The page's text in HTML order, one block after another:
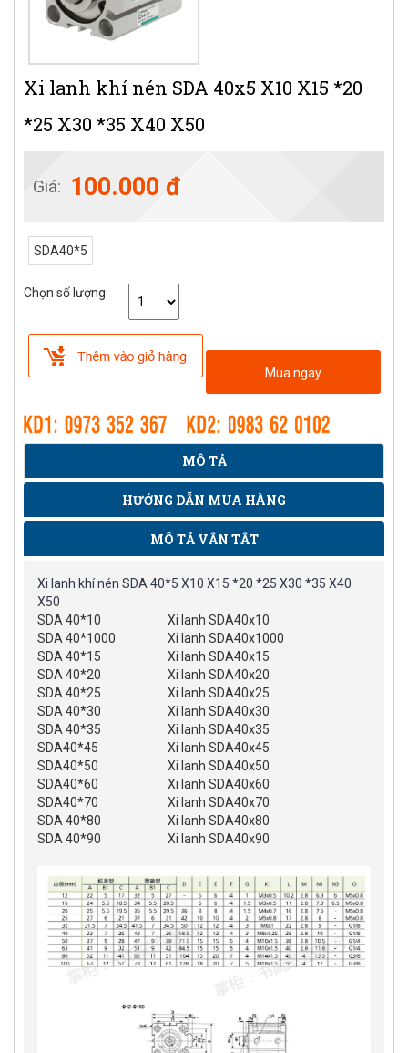
Xi lanh khí nén SDA 40x5 X10 X15 *20
*25 X30 *35 X40 X50
Giá: 100.000 đ
SDA40*5
Chọn số lượng
Mua ngay
MÔ TẢ
HƯỚNG DẪN MUA HÀNG
MÔ TẢ VẮN TẮT
Xi lanh khí nén SDA 40*5 X10 X15 *20 *25 X30 *35 X40
X50
SDA 40*10
Xi lanh SDA40x10
SDA 40*1000
Xi lanh SDA40x1000
SDA 40*15
Xi lanh SDA40x15
SDA 40*20
Xi lanh SDA40x20
SDA 40*25
Xi lanh SDA40x25
SDA 40*30
Xi lanh SDA40x30
SDA 40*35
Xi lanh SDA40x35
SDA40*45
Xi lanh SDA40x45
SDA40*50
Xi lanh SDA40x50
SDA40*60
Xi lanh SDA40x60
SDA40*70
Xi lanh SDA40x70
SDA 40*80
Xi lanh SDA40x80
SDA 40*90
Xi lanh SDA40x90